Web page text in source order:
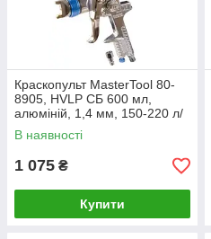
Краскопульт MasterTool 80-
8905, HVLP СБ 600 мл,
алюміній, 1,4 мм, 150-220 л/
хв, 3-4 бар
В наявності
1 075 ₴
Купити